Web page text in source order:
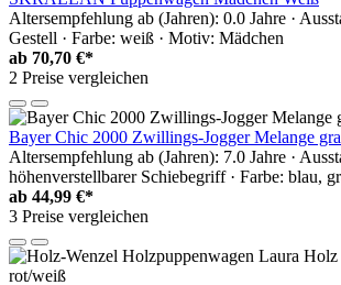
Altersempfehlung ab (Jahren): 0.0 Jahre ·
Gestell · Farbe: weiß · Motiv: Mädchen
ab 70,70 €*
2 Preise vergleichen
Bayer Chic 2000 Zwillings-Jogger Melange
Altersempfehlung ab (Jahren): 7.0 Jahre ·
höhenverstellbarer Schiebegriff · Farbe: blau,
ab 44,99 €*
3 Preise vergleichen